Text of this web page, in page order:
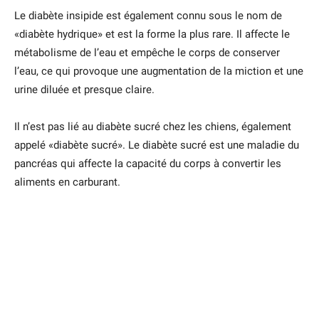
Le diabète insipide est également connu sous le nom de
«diabète hydrique» et est la forme la plus rare. Il affecte le
métabolisme de l’eau et empêche le corps de conserver
l’eau, ce qui provoque une augmentation de la miction et une
urine diluée et presque claire.
Il n’est pas lié au diabète sucré chez les chiens, également
appelé «diabète sucré». Le diabète sucré est une maladie du
pancréas qui affecte la capacité du corps à convertir les
aliments en carburant.